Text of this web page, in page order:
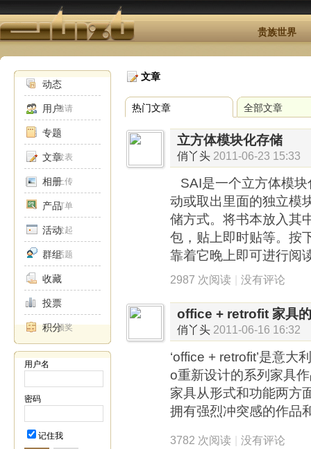
贵族世界
动态
用户邀请
专题
文章发表
相册上传
产品订单
活动发起
群组话题
收藏
投票
积分领奖
用户名
密码
记住我
文章
热门文章 全部文章
立方体模块化存储
俏丫头 2011-06-23 15:33
SAI是一个立方体模
动或取出里面的独立模
储方式。将书本放入其
包，贴上即时贴等。按
靠着它晚上即可进行阅
2987 次阅读 | 没有评论
office + retrofit 家具
俏丫头 2011-06-16 16:32
‘office + retrofit’是意大
o重新设计的系列家具
家具从形式和功能两方
拥有强烈冲突感的作品
3782 次阅读 | 没有评论